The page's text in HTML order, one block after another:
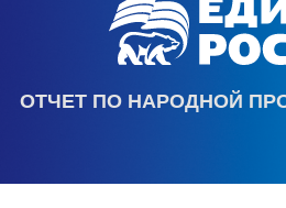
ОТЧЕТ ПО НАРОДНОЙ